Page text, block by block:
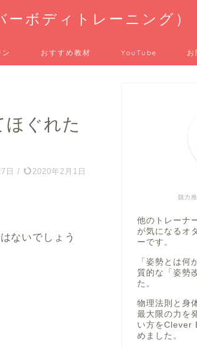
ボディトレーニング）
おすすめ教材 YouTube お
ぐれた
日 / 2020年2月1日
ないでしょう
脱力
他のトレーナ
が気になるオ
ーです。
「姿勢とは何
質的な「姿勢
た。
物理法則と身
最大限の力を
い方をClever
めました。